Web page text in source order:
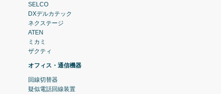
SELCO
DXデルカテック
ネクステージ
ATEN
ミカミ
ザクティ
オフィス・通信機器
回線切替器
疑似電話回線装置